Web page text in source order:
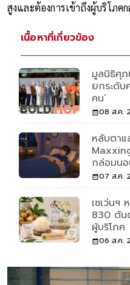
สูงและต้องการเข้าถึงผู้บริโภค
เนื้อหาที่เกี่ยวข้อง
มูลนิธิศุ
ยกระดั
คน’
08 ส.ค.
หลับตา
กล่อมน
07 ส.ค.
เซเว่นฯ
830 ตัน
ผู้บริโภค
06 ส.ค.